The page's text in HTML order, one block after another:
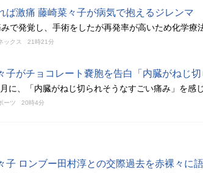
ば激痛 藤崎菜々子が病気で抱えるジレンマ
で発覚し、手術をしたが再発率が高いため化学療
ックス 21時21分
子がチョコレート嚢胞を告白「内臓がねじ切
に、「内臓がねじ切られそうなすごい痛み」を感
ーツ 20時4分
子 ロンブー田村淳との交際過去を赤裸々に